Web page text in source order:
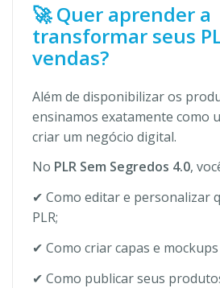
🚀 Quer aprender a
transformar seus
vendas?
Além de disponibilizar os
ensinamos exatamente como
criar um negócio digital.
No PLR Sem Segredos 4.0,
✔ Como editar e personalizar
PLR;
✔ Como criar capas e
✔ Como publicar seus